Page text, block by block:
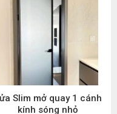
Slim mở quay 1 cánh
kính sóng nhỏ